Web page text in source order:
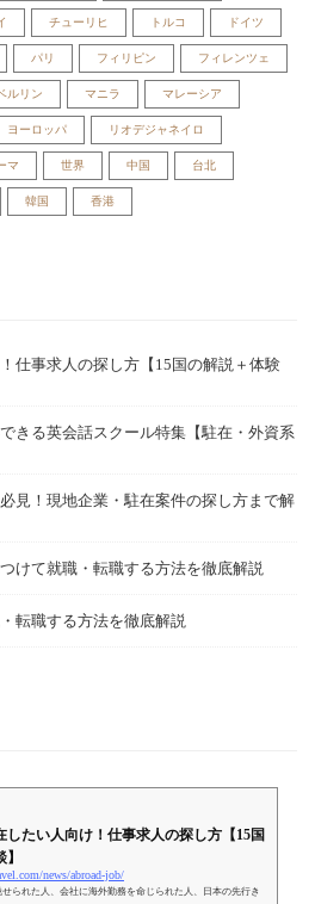
チューリヒ トルコ ドイツ
パリ フィリピン フィレンツェ
ルリン マニラ マレーシア
ヨーロッパ リオデジャネイロ
マ 世界 中国 台北
韓国 香港
仕事求人の探し方【15国の解説＋体験
きる英会話スクール特集【駐在・外資系
見！現地企業・駐在案件の探し方まで解
けて就職・転職する方法を徹底解説
転職する方法を徹底解説
したい人向け！仕事求人の探し方【15国
news/abroad-job/
られた人、会社に海外勤務を命じられた人、日本の先行き